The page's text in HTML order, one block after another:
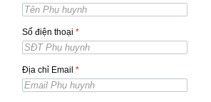
Số điện thoại *
Địa chỉ Email *